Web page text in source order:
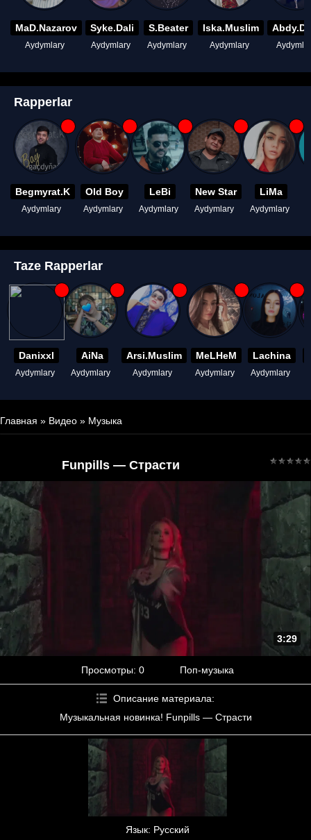
MaD.Nazarov
Aydymlary
Syke.Dali
Aydymlary
S.Beater
Aydymlary
Iska.Muslim
Aydymlary
Rapperlar
Begmyrat.K
Aydymlary
Old Boy
Aydymlary
LeBi
Aydymlary
New Star
Aydymlary
LiMa
Aydymlary
Taze Rapperlar
Danixxl
Aydymlary
AiNa
Aydymlary
Arsi.Muslim
Aydymlary
MeLHeM
Aydymlary
Lachina
Aydymlary
Главная » Видео » Музыка
Funpills — Страсти
3:29
Просмотры: 0 Поп-музыка
Описание материала:
Музыкальная новинка! Funpills — Страсти
Язык: Русский